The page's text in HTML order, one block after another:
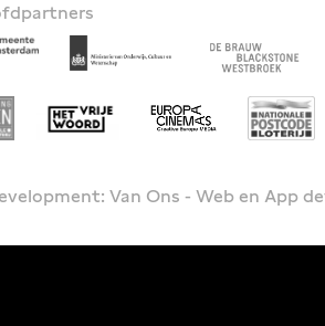
Van Ons - Web en App